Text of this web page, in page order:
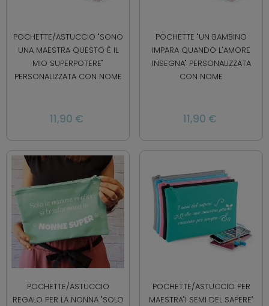
POCHETTE/ASTUCCIO "SONO
UNA MAESTRA QUESTO È IL
MIO SUPERPOTERE"
PERSONALIZZATA CON NOME
11,90 €
POCHETTE "UN BAMBINO
IMPARA QUANDO L'AMORE
INSEGNA" PERSONALIZZATA
CON NOME
11,90 €
POCHETTE/ASTUCCIO
REGALO PER LA NONNA "SOLO
POCHETTE/ASTUCCIO PER
MAESTRA"I SEMI DEL SAPERE"